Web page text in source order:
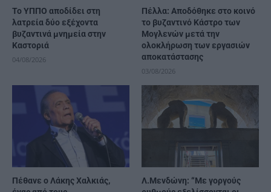
Το ΥΠΠΟ αποδίδει στη
λατρεία δύο εξέχοντα
βυζαντινά μνημεία στην
Καστοριά
04/08/2026
Πέλλα: Αποδόθηκε στο κοινό
το βυζαντινό Κάστρο των
Μογλενών μετά την
ολοκλήρωση των εργασιών
αποκατάστασης
03/08/2026
Πέθανε ο Λάκης Χαλκιάς,
Λ.Μενδώνη: “Με γοργούς